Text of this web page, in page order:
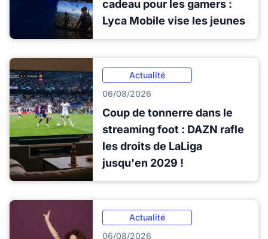
cadeau pour les gamers :
Lyca Mobile vise les jeunes
Actualité
06/08/2026
Coup de tonnerre dans le
streaming foot : DAZN rafle
les droits de LaLiga
jusqu'en 2029 !
Actualité
06/08/2026